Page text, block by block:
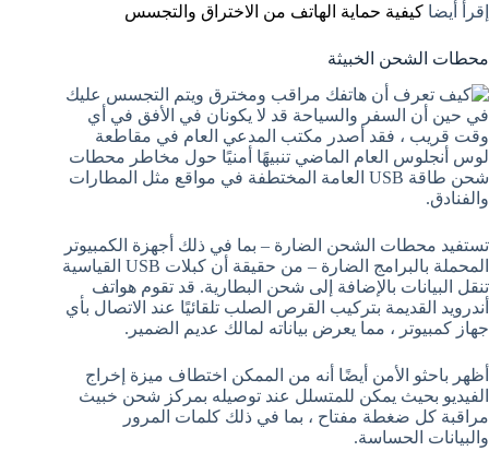
إقرأ أيضا كيفية حماية الهاتف من الاختراق والتجسس
محطات الشحن الخبيثة
في حين أن السفر والسياحة قد لا يكونان في الأفق في أي
وقت قريب ، فقد أصدر مكتب المدعي العام في مقاطعة
لوس أنجلوس العام الماضي تنبيهًا أمنيًا حول مخاطر محطات
شحن طاقة USB العامة المختطفة في مواقع مثل المطارات
والفنادق.
تستفيد محطات الشحن الضارة – بما في ذلك أجهزة الكمبيوتر
المحملة بالبرامج الضارة – من حقيقة أن كبلات USB القياسية
تنقل البيانات بالإضافة إلى شحن البطارية. قد تقوم هواتف
أندرويد القديمة بتركيب القرص الصلب تلقائيًا عند الاتصال بأي
جهاز كمبيوتر ، مما يعرض بياناته لمالك عديم الضمير.
أظهر باحثو الأمن أيضًا أنه من الممكن اختطاف ميزة إخراج
الفيديو بحيث يمكن للمتسلل عند توصيله بمركز شحن خبيث
مراقبة كل ضغطة مفتاح ، بما في ذلك كلمات المرور
والبيانات الحساسة.